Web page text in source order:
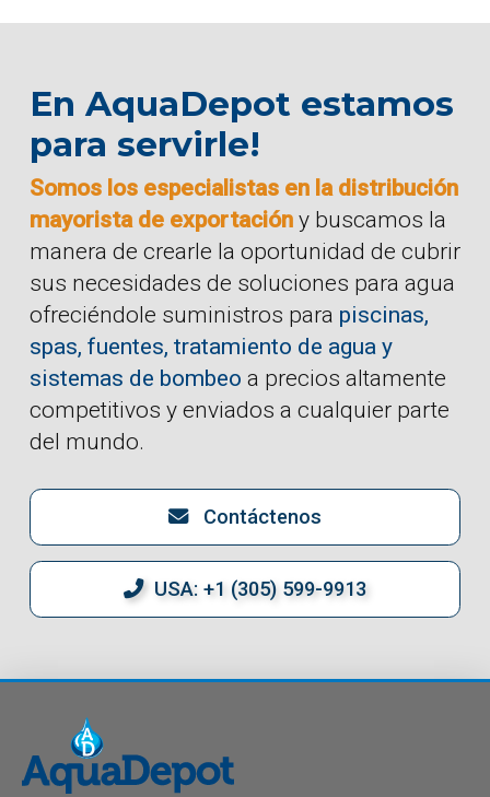
En AquaDepot estamos
para servirle!
Somos los especialistas en la distribución
mayorista de exportacióny buscamos la
manera de crearle la oportunidad de cubrir
sus necesidades de soluciones para agua
ofreciéndole suministros para piscinas,
spas, fuentes, tratamiento de agua y
sistemas de bombeo a precios altamente
competitivos y enviados a cualquier parte
del mundo.
Contáctenos
USA: +1 (305) 599-9913